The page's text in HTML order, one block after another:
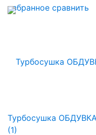
избранное сравнить
Турбосушка
(1)